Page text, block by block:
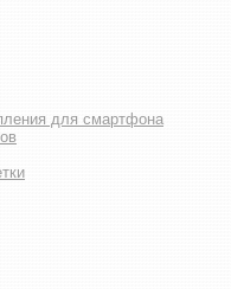
для смартфона